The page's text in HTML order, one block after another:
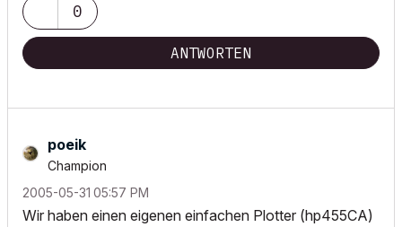
0
ANTWORTEN
poeik
Champion
‎2005-05-31 05:57 PM
Wir haben einen eigenen einfachen Plotter (hp455CA)